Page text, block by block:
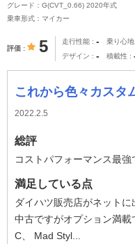
グレード：G(CVT_0.66) 2020年式
乗車形式：マイカー
評価 5 走行性能 - 乗り心地
デザイン - 積載性
これから色々カスタ
2022.2.5
総評
コストパフォーマンス最強
満足している点
ダイハツ販売店がネットに
中古ですがオプション満
C、 Mad Styl...